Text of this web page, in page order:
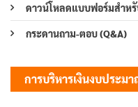
ดาวน์โหลดแบบฟอร์มสำห
กระดานถาม-ตอบ (Q&A)
การบริหารเงินงบประม